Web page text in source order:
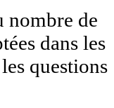
de
dans les
questions